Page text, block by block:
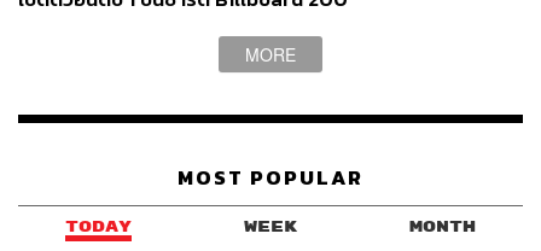
MORE
MOST POPULAR
TODAY WEEK MONTH